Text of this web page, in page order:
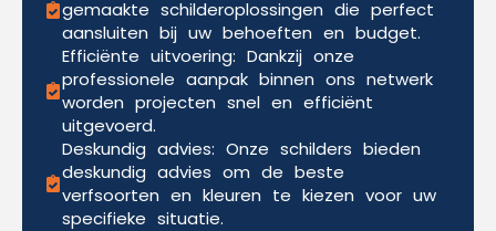
gemaakte schilderoplossingen die perfect
aansluiten bij uw behoeften en budget.
Efficiënte uitvoering: Dankzij onze
professionele aanpak binnen ons netwerk
worden projecten snel en efficiënt
uitgevoerd.
Deskundig advies: Onze schilders bieden
deskundig advies om de beste
verfsoorten en kleuren te kiezen voor uw
specifieke situatie.